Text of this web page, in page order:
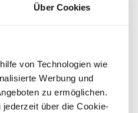
Über Cookies
von Technologien wie
Werbung und
zu ermöglichen.
über die Cookie-